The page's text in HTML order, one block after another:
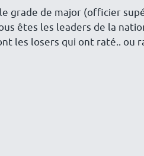
grade de major (officier
êtes les leaders de la
les losers qui ont raté.. ou